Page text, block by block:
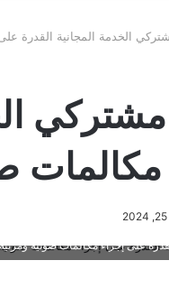
الخدمة المجانية القدرة
على إجراء مكالمات صوتية ومرئية